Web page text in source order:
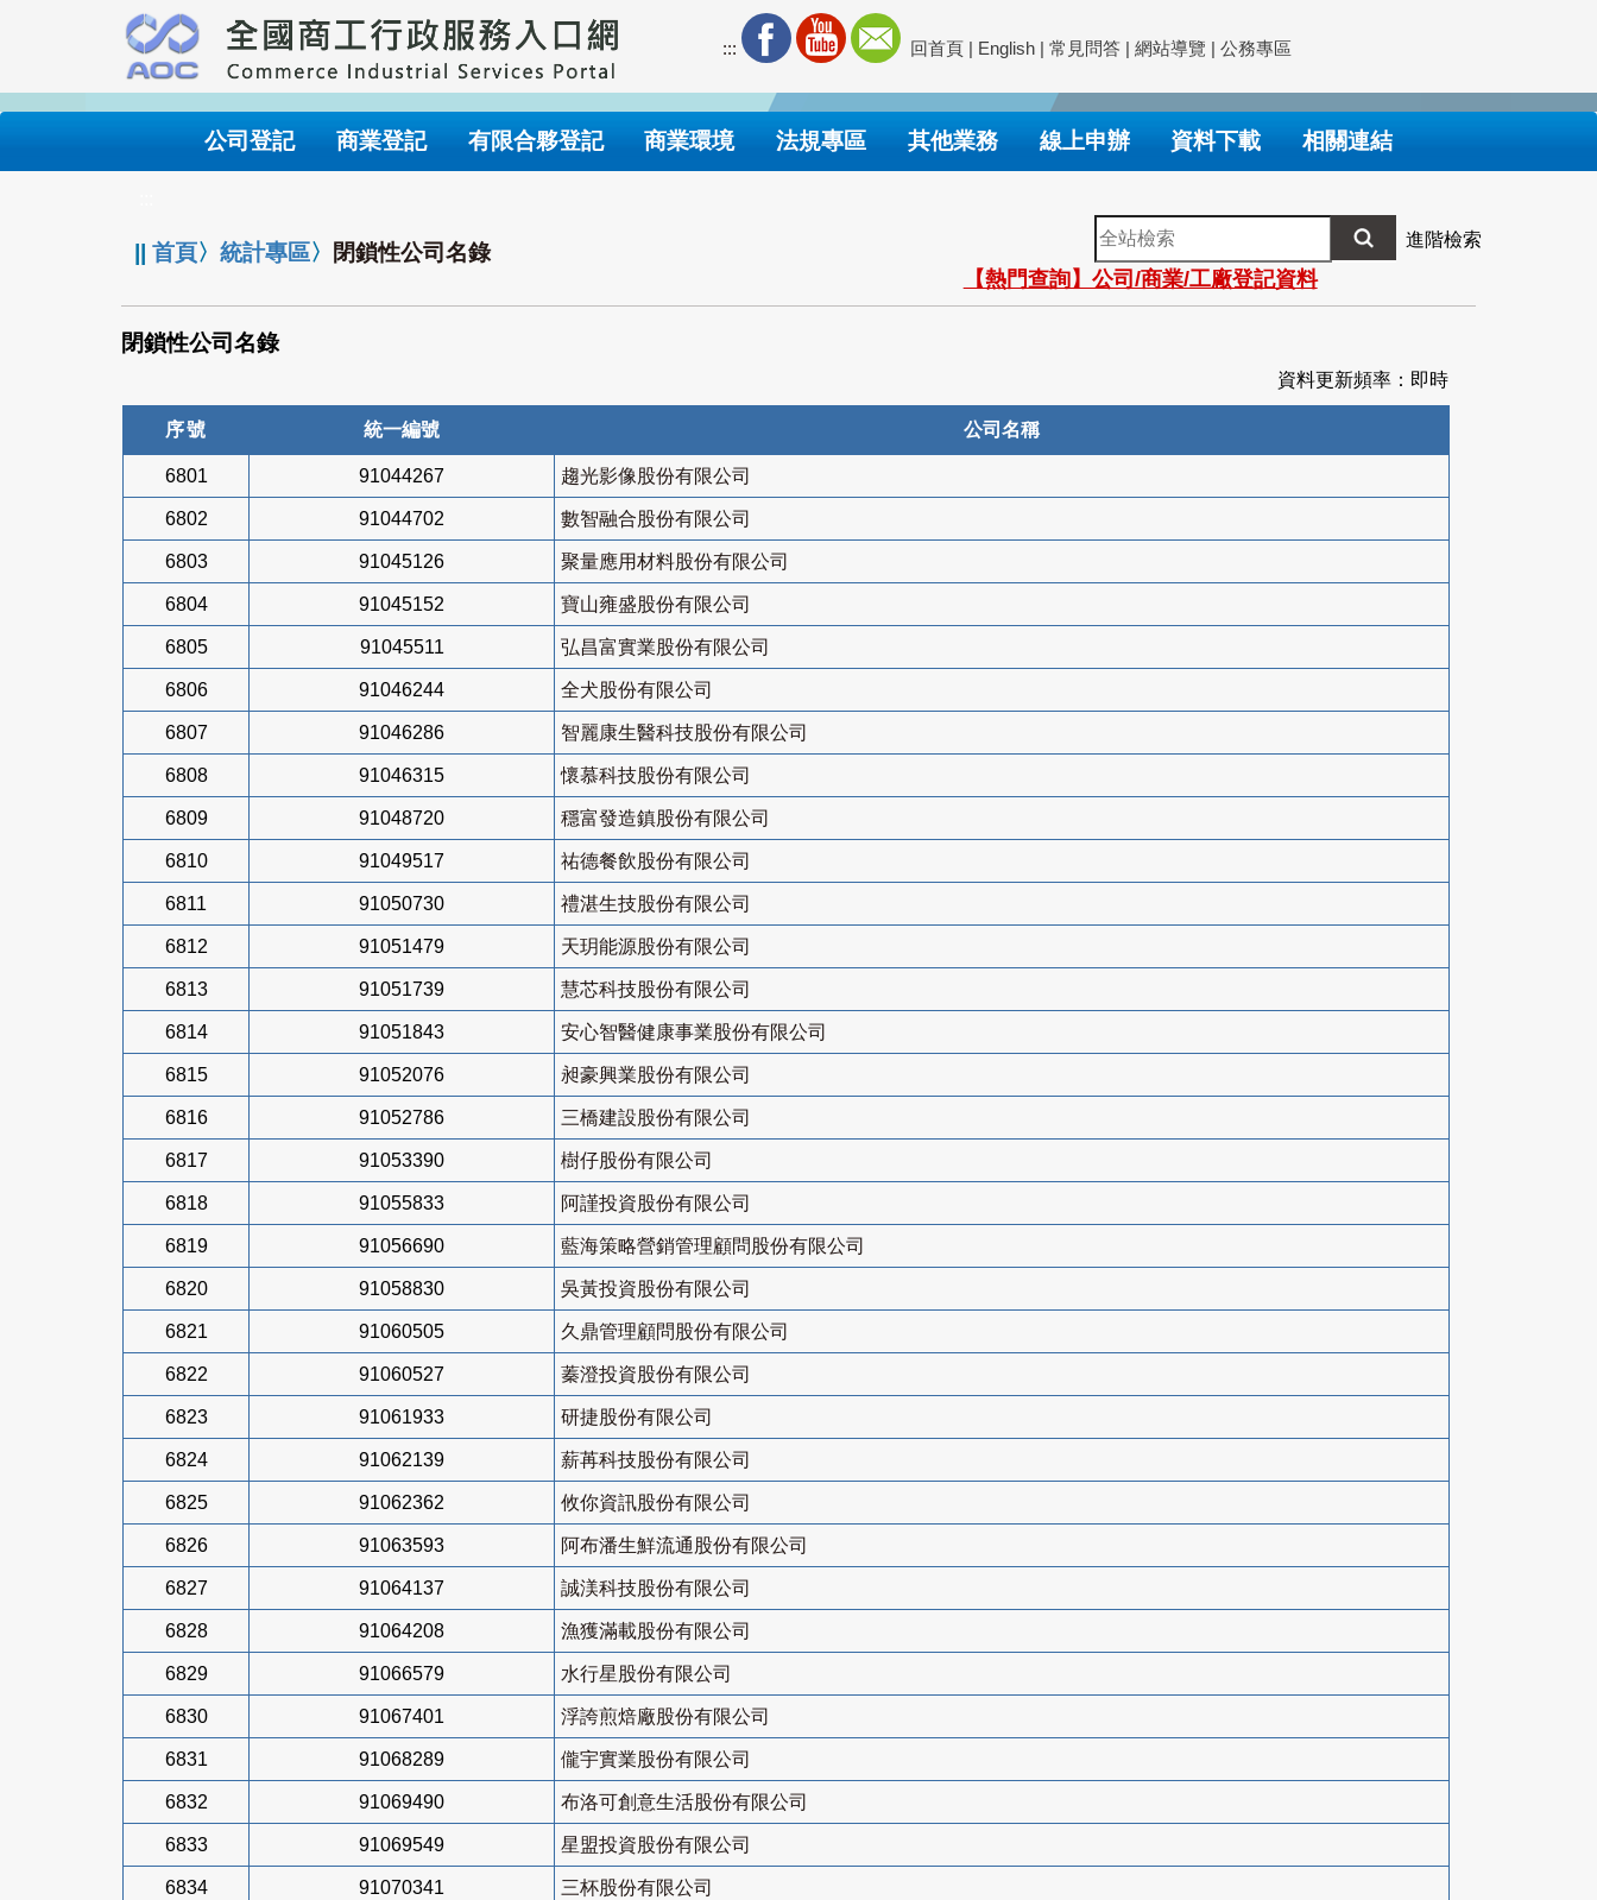
要
內
::: 回首頁 | English | 常見問答 | 網站導覽 | 公務專區
公司登記 商業登記 有限合夥登記 商業環境 法規專區 其他業務 線上申辦 資料下載 相關連結
||首頁〉統計專區〉 閉鎖性公司名錄
全
站
檢
索
進階檢索
【熱門查詢】公司/商業/工廠登記資料
閉鎖性公司名錄
資料更新頻率：即時
序號 統一編號 公司名稱
6801 91044267 趨光影像股份有限公司
6802 91044702 數智融合股份有限公司
6803 91045126 聚量應用材料股份有限公司
6804 91045152 寶山雍盛股份有限公司
6805 91045511 弘昌富實業股份有限公司
6806 91046244 全犬股份有限公司
6807 91046286 智麗康生醫科技股份有限公司
6808 91046315 懷慕科技股份有限公司
6809 91048720 穩富發造鎮股份有限公司
6810 91049517 祐德餐飲股份有限公司
6811 91050730 禮湛生技股份有限公司
6812 91051479 天玥能源股份有限公司
6813 91051739 慧芯科技股份有限公司
6814 91051843 安心智醫健康事業股份有限公司
6815 91052076 昶豪興業股份有限公司
6816 91052786 三橋建設股份有限公司
6817 91053390 樹仔股份有限公司
6818 91055833 阿謹投資股份有限公司
6819 91056690 藍海策略營銷管理顧問股份有限公司
6820 91058830 吳黃投資股份有限公司
6821 91060505 久鼎管理顧問股份有限公司
6822 91060527 蓁澄投資股份有限公司
6823 91061933 研捷股份有限公司
6824 91062139 薪苒科技股份有限公司
6825 91062362 攸你資訊股份有限公司
6826 91063593 阿布潘生鮮流通股份有限公司
6827 91064137 誠渼科技股份有限公司
6828 91064208 漁獲滿載股份有限公司
6829 91066579 水行星股份有限公司
6830 91067401 浮誇煎焙廠股份有限公司
6831 91068289 儱宇實業股份有限公司
6832 91069490 布洛可創意生活股份有限公司
6833 91069549 星盟投資股份有限公司
6834 91070341 三杯股份有限公司